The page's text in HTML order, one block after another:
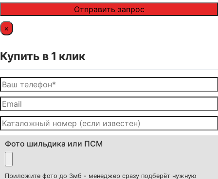
×
Купить в 1 клик
Фото шильдика или ПСМ
Приложите фото до 3мб - менеджер сразу подберёт нужную